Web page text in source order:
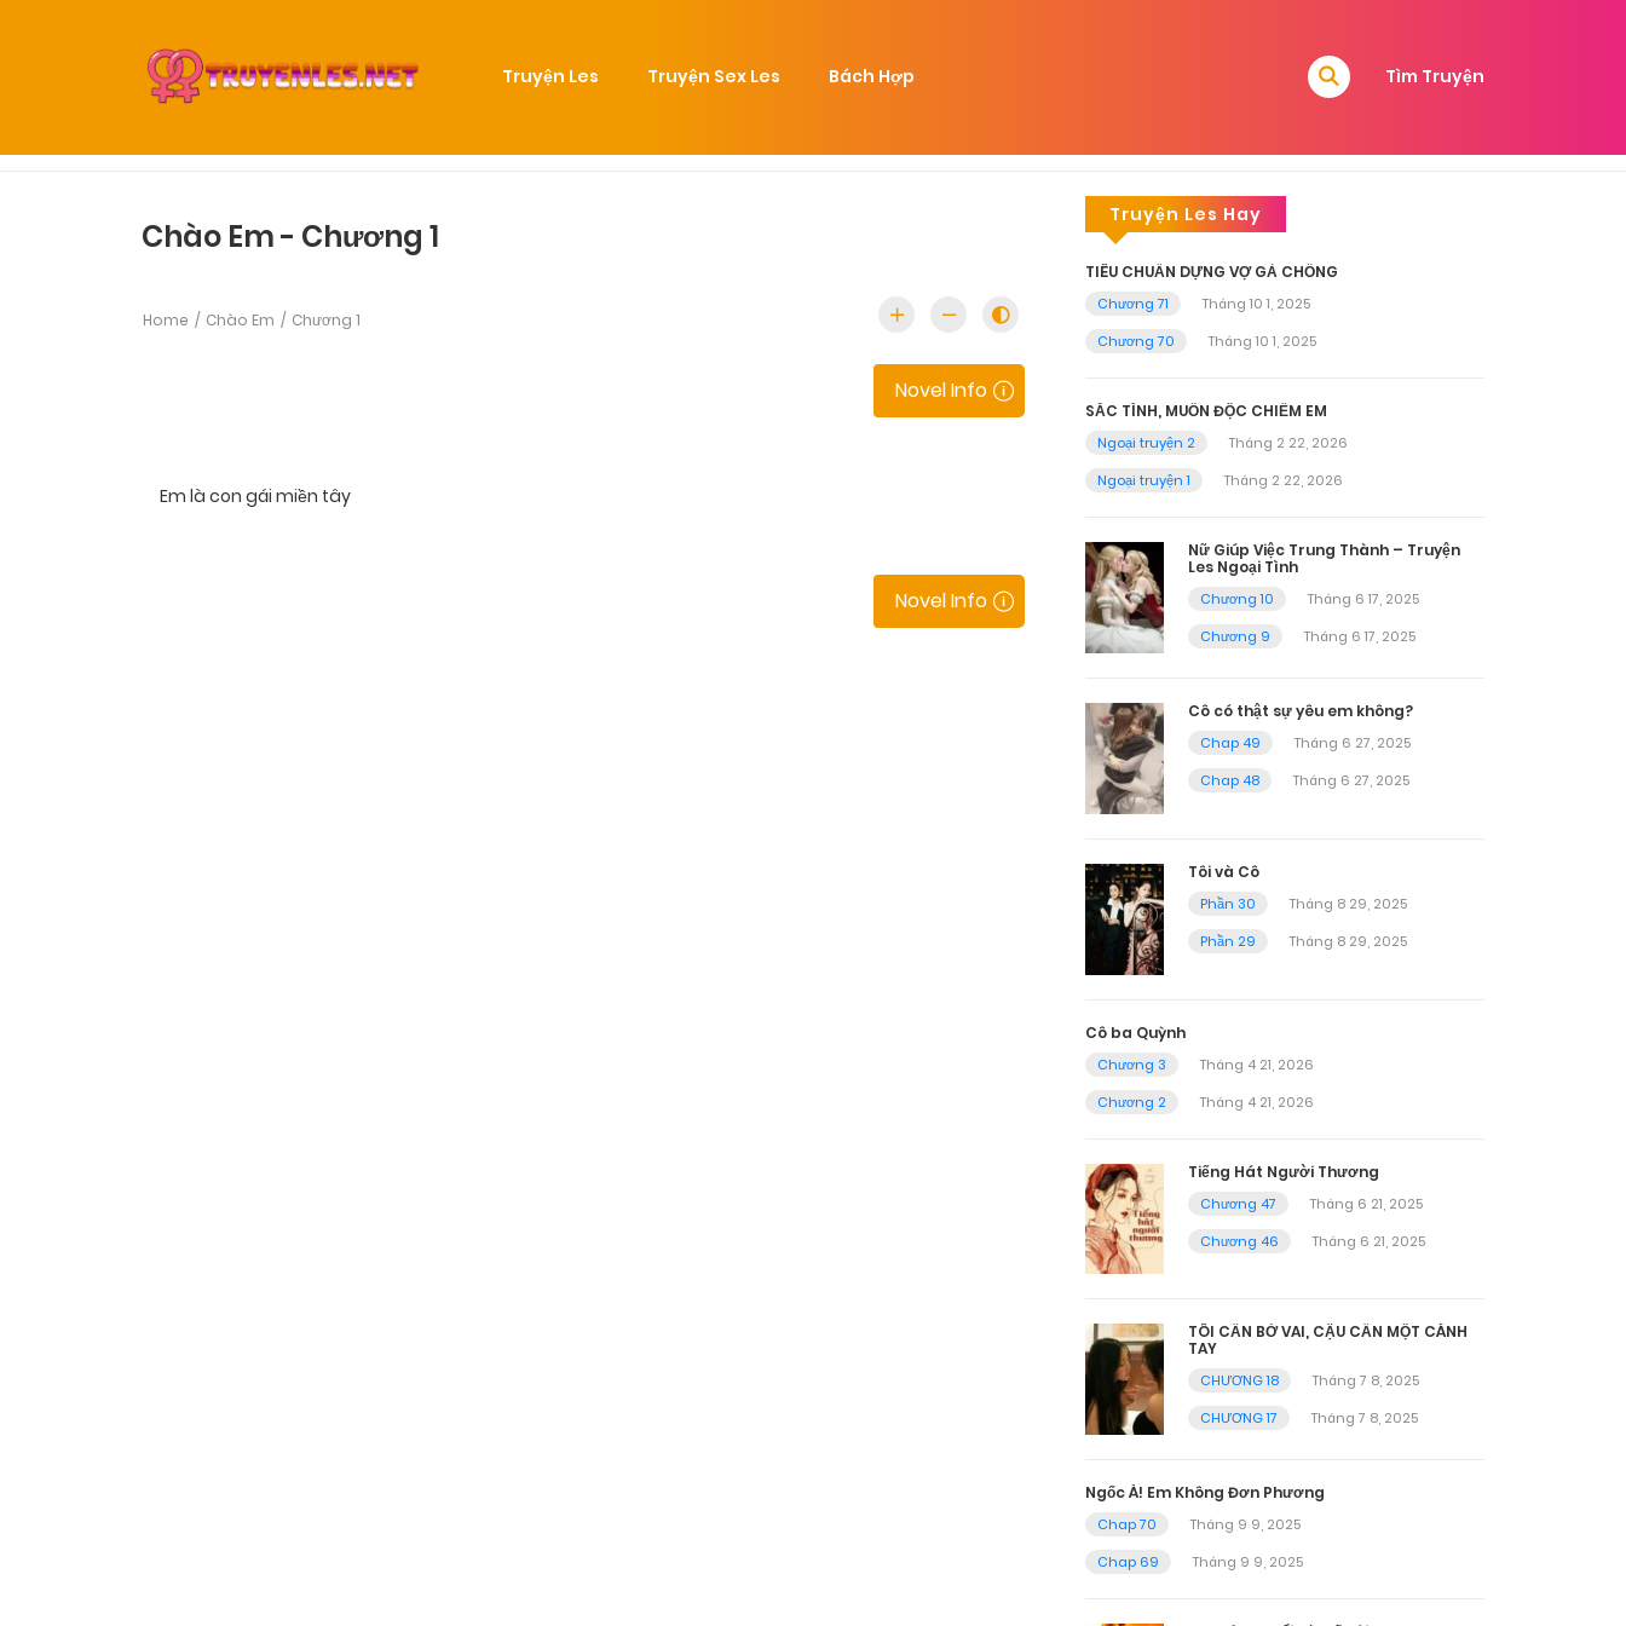
Truyện Les Truyện Sex Les Bách Hợp Tìm Truyện
Chào Em - Chương 1
Home Chào Em Chương 1
Novel Info
Em là con gái miền tây
Novel Info
Truyện Les Hay
TIÊU CHUẨN DỰNG VỢ GẢ CHỒNG
Chương 71
Tháng 10 1, 2025
Chương 70
Tháng 10 1, 2025
SẮC TÌNH, MUỐN ĐỘC CHIẾM EM
Ngoại truyện 2
Tháng 2 22, 2026
Ngoại truyện 1
Tháng 2 22, 2026
Nữ Giúp Việc Trung Thành – Truyện
Les Ngoại Tình
Chương 10
Tháng 6 17, 2025
Chương 9
Tháng 6 17, 2025
Cô có thật sự yêu em không?
Chap 49
Tháng 6 27, 2025
Chap 48
Tháng 6 27, 2025
Tôi và Cô
Phần 30
Tháng 8 29, 2025
Phần 29
Tháng 8 29, 2025
Cô ba Quỳnh
Chương 3
Tháng 4 21, 2026
Chương 2
Tháng 4 21, 2026
Tiếng Hát Người Thương
Chương 47
Tháng 6 21, 2025
Chương 46
Tháng 6 21, 2025
TÔI CẦN BỜ VAI, CẬU CẦN MỘT CÁNH
TAY
CHƯƠNG 18
Tháng 7 8, 2025
CHƯƠNG 17
Tháng 7 8, 2025
Ngốc À! Em Không Đơn Phương
Chap 70
Tháng 9 9, 2025
Chap 69
Tháng 9 9, 2025